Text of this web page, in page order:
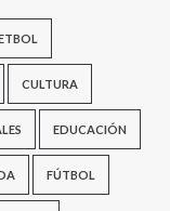
CULTURA
EDUCACIÓN
FÚTBOL